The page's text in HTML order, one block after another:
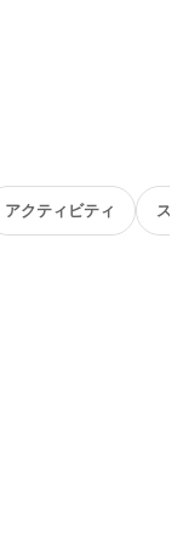
アクティビティ ス